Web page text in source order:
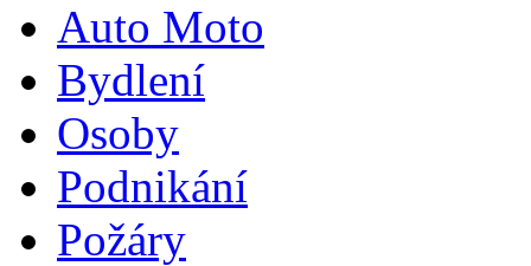
Auto Moto
Bydlení
Osoby
Podnikání
Požáry